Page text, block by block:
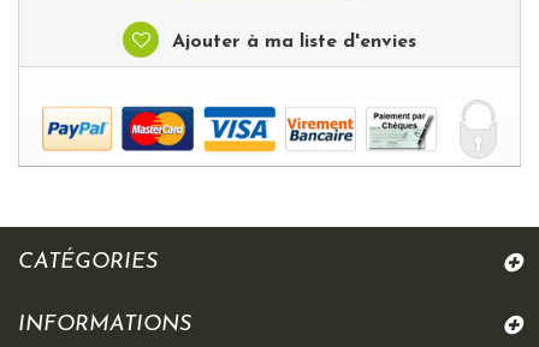
Ajouter à ma liste d'envies
CATÉGORIES
INFORMATIONS